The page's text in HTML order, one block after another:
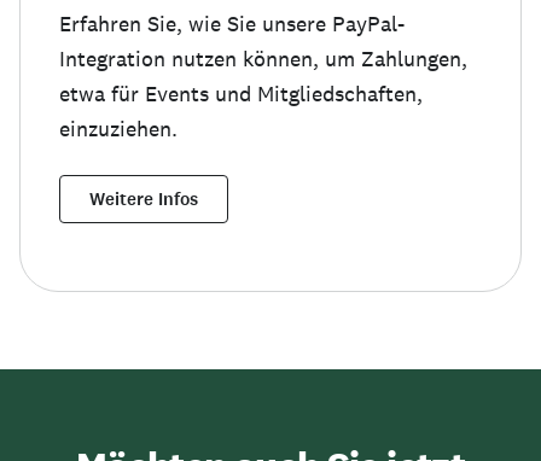
Erfahren Sie, wie Sie unsere PayPal-
Integration nutzen können, um Zahlungen,
etwa für Events und Mitgliedschaften,
einzuziehen.
Weitere Infos